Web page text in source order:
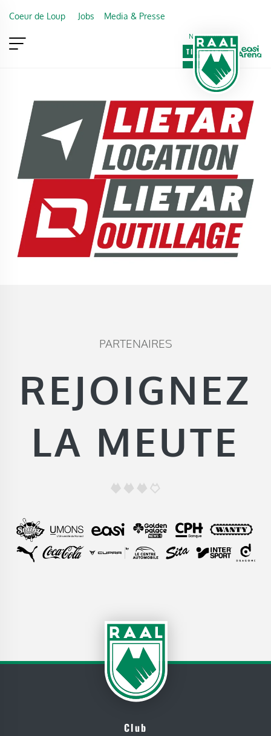
Coeur de Loup Jobs Media & Presse
Newsletter
TICKETING
VIP
FAN SHOP
PARTENAIRES
REJOIGNEZ
LA MEUTE
Club